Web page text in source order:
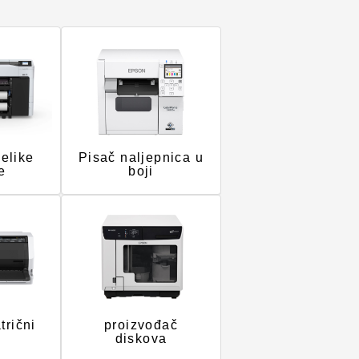
Pisač naljepnica u
boji
proizvođač
diskova